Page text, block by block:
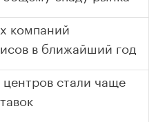
компаний
в ближайший год
стали чаще